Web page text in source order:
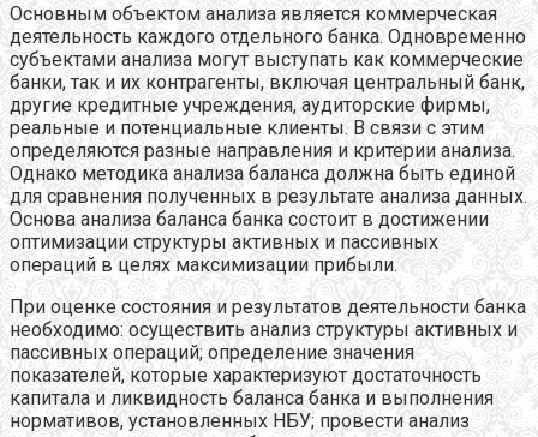
Основным объектом анализа является коммерческая
деятельность каждого отдельного банка. Одновременно
субъектами анализа могут выступать как коммерческие
банки, так и их контрагенты, включая центральный банк,
другие кредитные учреждения, аудиторские фирмы,
реальные и потенциальные клиенты. В связи с этим
определяются разные направления и критерии анализа.
Однако методика анализа баланса должна быть единой
для сравнения полученных в результате анализа данных.
Основа анализа баланса банка состоит в достижении
оптимизации структуры активных и пассивных
операций в целях максимизации прибыли.
При оценке состояния и результатов деятельности банка
необходимо: осуществить анализ структуры активных и
пассивных операций; определение значения
показателей, которые характеризуют достаточность
капитала и ликвидность баланса банка и выполнения
нормативов, установленных НБУ; провести анализ